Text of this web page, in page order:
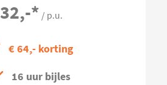
32,-* / p.u.
€ 64,- korting
16 uur bijles